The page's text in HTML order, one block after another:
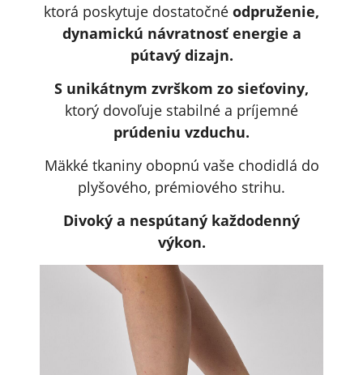
ktorá poskytuje dostatočné odpruženie,
dynamickú návratnosť energie a
pútavý dizajn.
S unikátnym zvrškom zo sieťoviny,
ktorý dovoľuje stabilné a príjemné
prúdeniu vzduchu.
Mäkké tkaniny obopnú vaše chodidlá do
plyšového, prémiového strihu.
Divoký a nespútaný každodenný
výkon.